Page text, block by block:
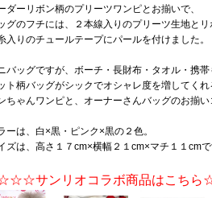
ダーリボン柄のプリーツワンピとお揃いで、
グのフチには、２本線入りのプリーツ生地とリ
入りのチュールテープにパールを付けました。
バッグですが、ボーチ・長財布・タオル・携帯
ト柄バッグがシックでオシャレ度を増してく
ちゃんワンピと、オーナーさんバッグのお揃
ーは、白×黒・ピンク×黒の２色。
ズは、高さ１７cm×横幅２１cm×マチ１１cmで
サンリオコラボ商品はこち